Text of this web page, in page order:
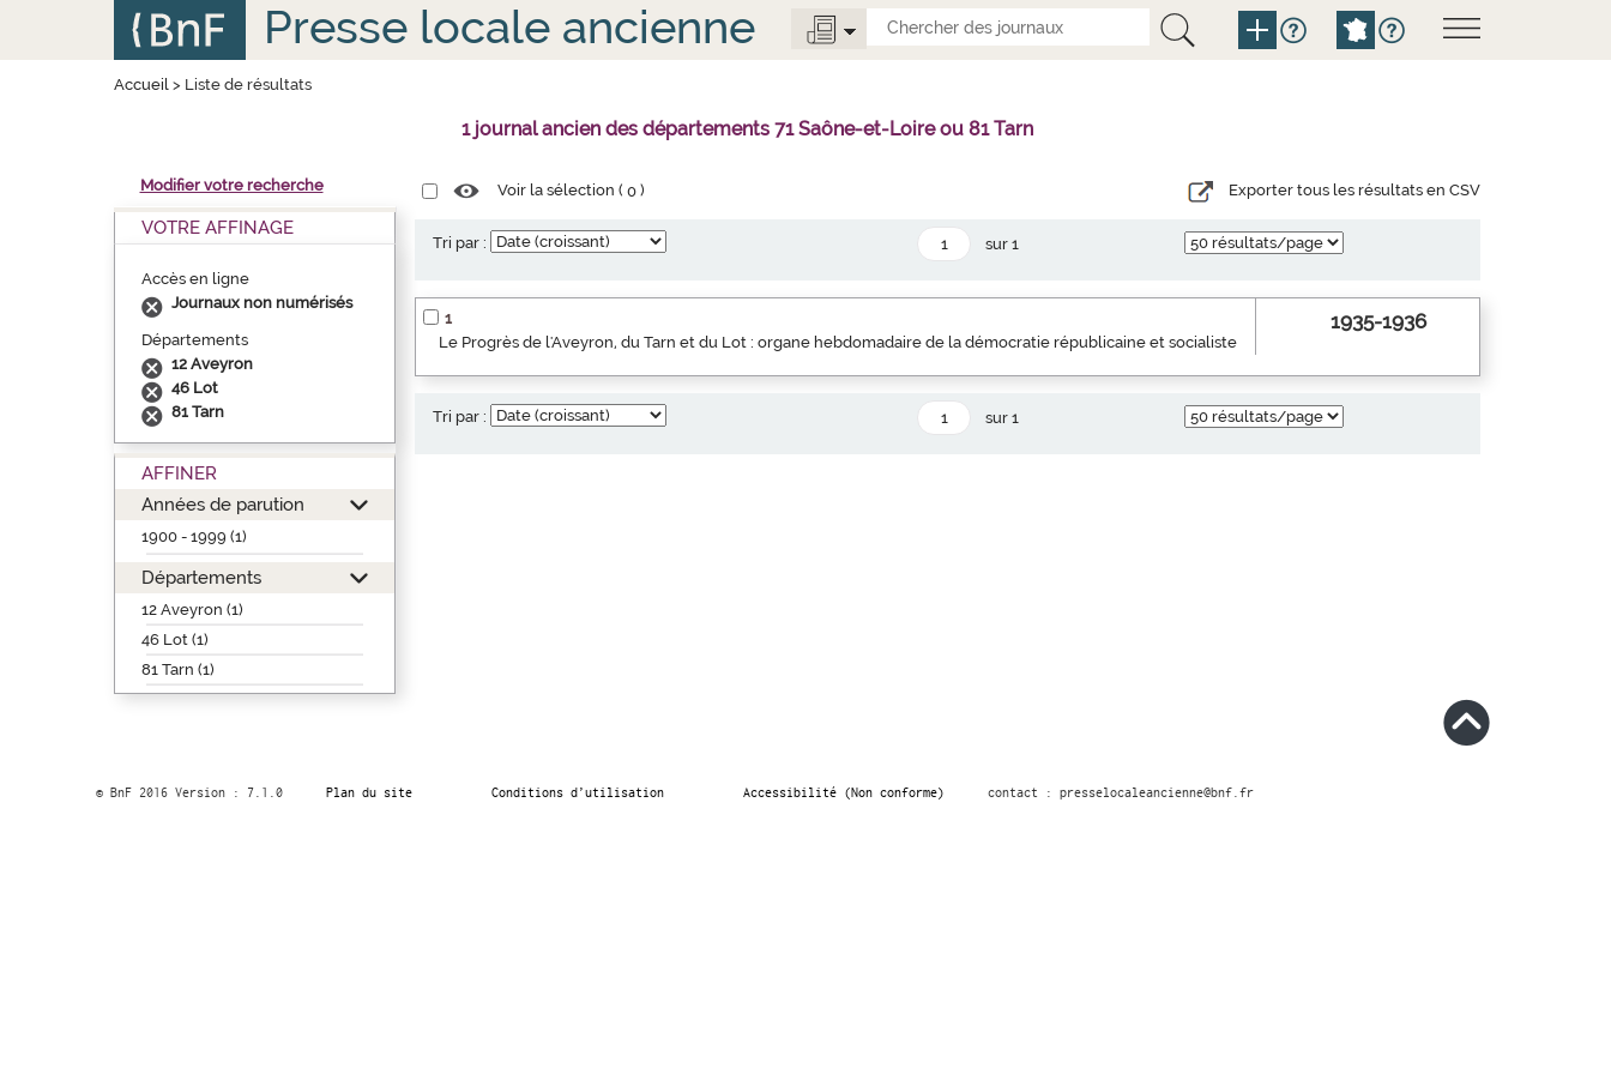
Presse locale ancienne
Accueil> Liste de résultats
1 journal ancien des départements 71 Saône-et-Loire ou 81 Tarn
Modifier votre recherche
VOTRE AFFINAGE
Accès en ligne
Journaux non numérisés
Départements
12 Aveyron
46 Lot
81 Tarn
AFFINER
Années de parution
1900 - 1999 (1)
Départements
12 Aveyron (1)
46 Lot (1)
81 Tarn (1)
Voir la sélection (0 ) Exporter tous les résultats en CSV
Tri par : sur 1
1
Le Progrès de l'Aveyron, du Tarn et du Lot : organe hebdomadaire de la démocratie républicaine et socialiste
1935-1936
Tri par : sur 1
© BnF 2016 Version : 7.1.0 Plan du site Conditions d’utilisation Accessibilité (Non conforme) contact : presselocaleancienne@bnf.fr
Panneau de gestion des cookies